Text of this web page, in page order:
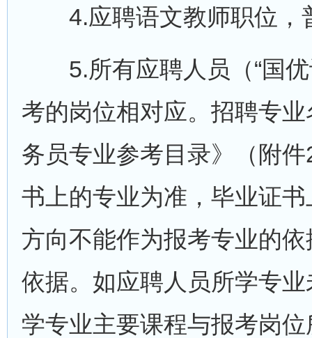
4.应聘语文教师职位，
5.所有应聘人员（“国优
考的岗位相对应。招聘专
务员专业参考目录》（附
书上的专业为准，毕业证
方向不能作为报考专业的
依据。如应聘人员所学专
学专业主要课程与报考岗